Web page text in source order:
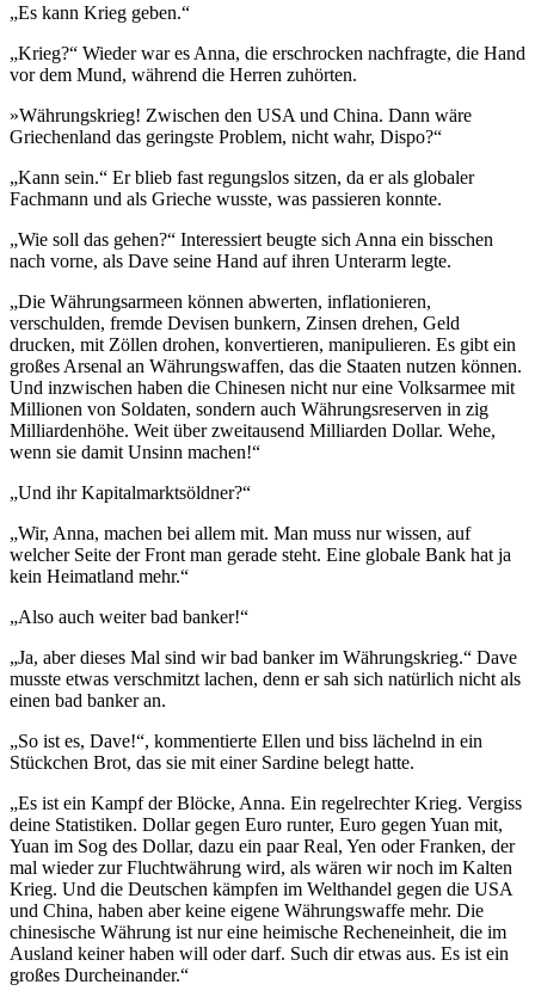
„Es kann Krieg geben.“
„Krieg?“ Wieder war es Anna, die erschrocken nachfragte, die Hand
vor dem Mund, während die Herren zuhörten.
»Währungskrieg! Zwischen den USA und China. Dann wäre
Griechenland das geringste Problem, nicht wahr, Dispo?“
„Kann sein.“ Er blieb fast regungslos sitzen, da er als globaler
Fachmann und als Grieche wusste, was passieren konnte.
„Wie soll das gehen?“ Interessiert beugte sich Anna ein bisschen
nach vorne, als Dave seine Hand auf ihren Unterarm legte.
„Die Währungsarmeen können abwerten, inflationieren,
verschulden, fremde Devisen bunkern, Zinsen drehen, Geld
drucken, mit Zöllen drohen, konvertieren, manipulieren. Es gibt ein
großes Arsenal an Währungswaffen, das die Staaten nutzen können.
Und inzwischen haben die Chinesen nicht nur eine Volksarmee mit
Millionen von Soldaten, sondern auch Währungsreserven in zig
Milliardenhöhe. Weit über zweitausend Milliarden Dollar. Wehe,
wenn sie damit Unsinn machen!“
„Und ihr Kapitalmarktsöldner?“
„Wir, Anna, machen bei allem mit. Man muss nur wissen, auf
welcher Seite der Front man gerade steht. Eine globale Bank hat ja
kein Heimatland mehr.“
„Also auch weiter bad banker!“
„Ja, aber dieses Mal sind wir bad banker im Währungskrieg.“ Dave
musste etwas verschmitzt lachen, denn er sah sich natürlich nicht als
einen bad banker an.
„So ist es, Dave!“, kommentierte Ellen und biss lächelnd in ein
Stückchen Brot, das sie mit einer Sardine belegt hatte.
„Es ist ein Kampf der Blöcke, Anna. Ein regelrechter Krieg. Vergiss
deine Statistiken. Dollar gegen Euro runter, Euro gegen Yuan mit,
Yuan im Sog des Dollar, dazu ein paar Real, Yen oder Franken, der
mal wieder zur Fluchtwährung wird, als wären wir noch im Kalten
Krieg. Und die Deutschen kämpfen im Welthandel gegen die USA
und China, haben aber keine eigene Währungswaffe mehr. Die
chinesische Währung ist nur eine heimische Recheneinheit, die im
Ausland keiner haben will oder darf. Such dir etwas aus. Es ist ein
großes Durcheinander.“